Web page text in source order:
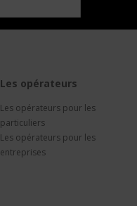
Les opérateurs
Les opérateurs pour les
particuliers
Les opérateurs pour les
entreprises